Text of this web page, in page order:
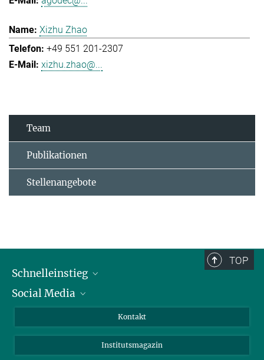
Xizhu Zhao
+49 551 201-2307
xizhu.zhao@...
Team
Publikationen
Stellenangebote
TOP
Schnelleinstieg
Alumni
Social Media
Facebook
Kontakt
Institutsmagazin